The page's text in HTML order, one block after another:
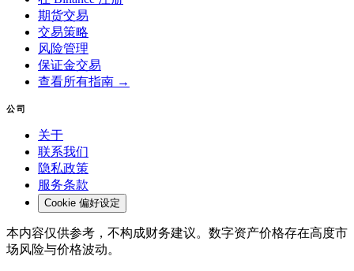
期货交易
交易策略
风险管理
保证金交易
查看所有指南 →
公司
关于
联系我们
隐私政策
服务条款
Cookie 偏好设定
本内容仅供参考，不构成财务建议。数字资产价格存在高度市
场风险与价格波动。